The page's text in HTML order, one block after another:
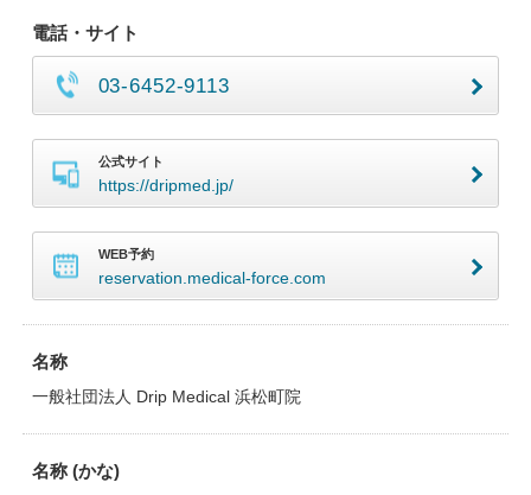
電話・サイト
03-6452-9113
公式サイト
https://dripmed.jp/
WEB予約
reservation.medical-force.com
名称
一般社団法人 Drip Medical 浜松町院
名称 (かな)